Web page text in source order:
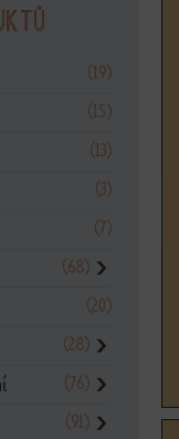
(19)
(15)
(13)
(3)
(7)
(68) ❯
(20)
(28) ❯
(76) ❯
(91) ❯